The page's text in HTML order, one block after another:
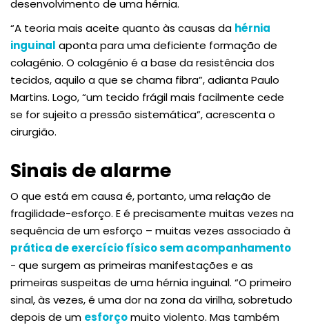
desenvolvimento de uma hérnia.
“A teoria mais aceite quanto às causas da hérnia
inguinal aponta para uma deficiente formação de
colagénio. O colagénio é a base da resistência dos
tecidos, aquilo a que se chama fibra”, adianta Paulo
Martins. Logo, “um tecido frágil mais facilmente cede
se for sujeito a pressão sistemática”, acrescenta o
cirurgião.
Sinais de alarme
O que está em causa é, portanto, uma relação de
fragilidade-esforço. E é precisamente muitas vezes na
sequência de um esforço – muitas vezes associado à
prática de exercício físico sem acompanhamento
- que surgem as primeiras manifestações e as
primeiras suspeitas de uma hérnia inguinal. “O primeiro
sinal, às vezes, é uma dor na zona da virilha, sobretudo
depois de um esforçomuito violento. Mas também